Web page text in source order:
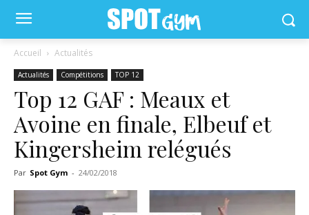
Accueil Actualités
Actualités Compétitions TOP 12
Top 12 GAF : Meaux et
Avoine en finale, Elbeuf et
Kingersheim relégués
Par Spot Gym - 24/02/2018